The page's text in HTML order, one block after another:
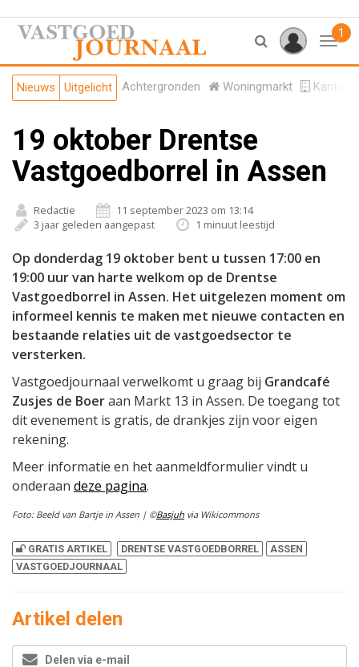
1
Nieuws Uitgelicht Achtergronden Woningmarkt
19 oktober Drentse
Vastgoedborrel in Assen
Redactie
11 september 2023 om 13:14
3 jaar geleden aangepast
1 minuut leestijd
Op donderdag 19 oktober bent u tussen 17:00 en
19:00 uur van harte welkom op de Drentse
Vastgoedborrel in Assen. Het uitgelezen moment om
informeel kennis te maken met nieuwe contacten en
bestaande relaties uit de vastgoedsector te
versterken.
Vastgoedjournaal verwelkomt u graag bij Grandcafé
Zusjes de Boeraan Markt 13 in Assen. De toegang tot
dit evenement is gratis, de drankjes zijn voor eigen
rekening.
Meer informatie en het aanmeldformulier vindt u
onderaan deze pagina.
Foto: Beeld van Bartje in Assen | ©Basjuh via Wikicommons
GRATIS ARTIKEL DRENTSE VASTGOEDBORREL
ASSEN
VASTGOEDJOURNAAL
Artikel delen
Delen via e-mail